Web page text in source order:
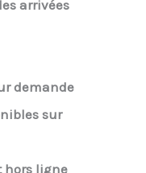
arrivées
demande
sur
hors ligne